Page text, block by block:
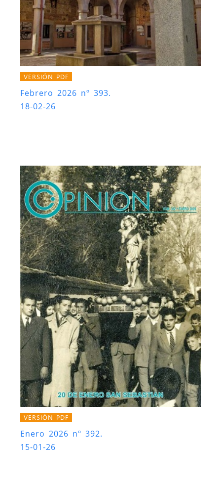
VERSIÓN PDF
Febrero 2026 nº 393.
18-02-26
VERSIÓN PDF
Enero 2026 nº 392.
15-01-26